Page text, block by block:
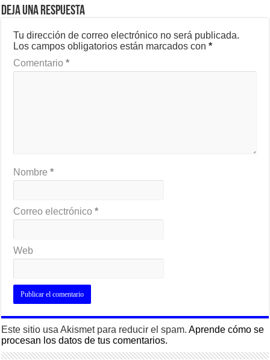
Deja una respuesta
Tu dirección de correo electrónico no será publicada.
Los campos obligatorios están marcados con*
Comentario*
Nombre*
Correo electrónico*
Web
Este sitio usa Akismet para reducir el spam.Aprende cómo se
procesan los datos de tus comentarios.